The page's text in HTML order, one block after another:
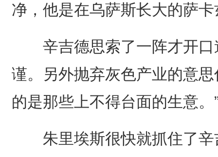
净，他是在乌萨斯长大的萨卡
辛吉德思索了一阵才开口
谨。另外抛弃灰色产业的意
的是那些上不得台面的生意。
朱里埃斯很快就抓住了辛